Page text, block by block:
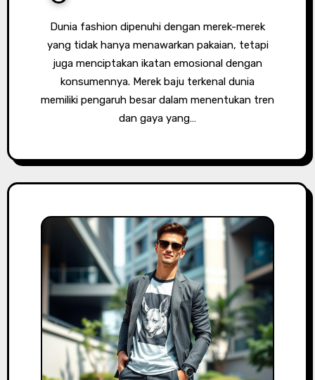
Dunia fashion dipenuhi dengan merek-merek
yang tidak hanya menawarkan pakaian, tetapi
juga menciptakan ikatan emosional dengan
konsumennya. Merek baju terkenal dunia
memiliki pengaruh besar dalam menentukan tren
dan gaya yang…